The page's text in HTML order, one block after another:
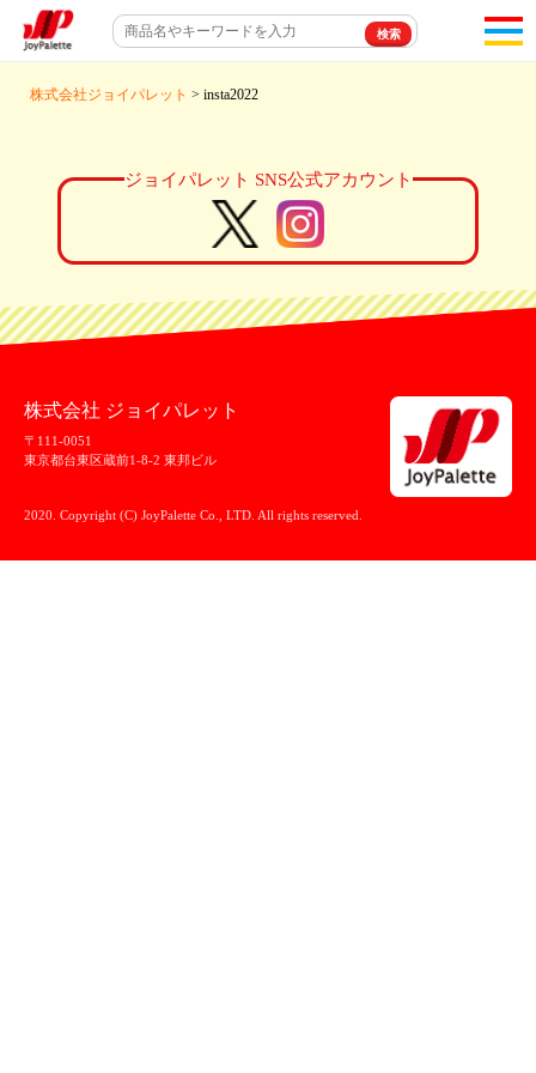
株式会社ジョイパレット > insta2022
ジョイパレット SNS公式アカウント
株式会社 ジョイパレット
〒111-0051
東京都台東区蔵前1-8-2 東邦ビル
2020. Copyright (C) JoyPalette Co., LTD. All rights reserved.